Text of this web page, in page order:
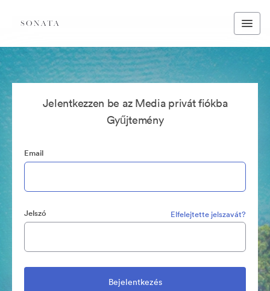
Jelentkezzen be az Media privát fiókba
Gyűjtemény
Email
Jelszó Elfelejtette jelszavát?